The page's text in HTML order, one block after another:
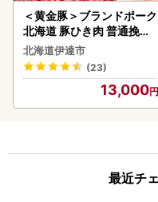
＜黄金豚＞ブランドポーク
北海道 豚ひき肉 普通挽き
200g 10パック 計2kg
北海道伊達市
(23)
13,000
最近チ